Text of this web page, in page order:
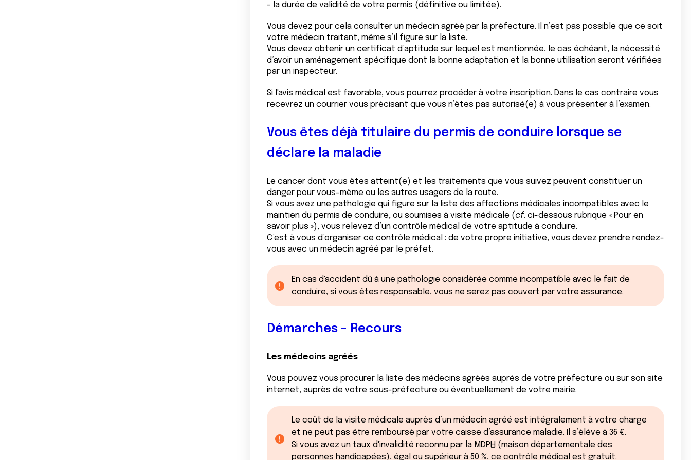
- la durée de validité de votre permis (définitive ou limitée).
Vous devez pour cela consulter un médecin agréé par la préfecture. Il n’est pas possible que ce soit
votre médecin traitant, même s’il figure sur la liste.
Vous devez obtenir un certificat d’aptitude sur lequel est mentionnée, le cas échéant, la nécessité
d’avoir un aménagement spécifique dont la bonne adaptation et la bonne utilisation seront vérifiées
par un inspecteur.
Si l'avis médical est favorable, vous pourrez procéder à votre inscription. Dans le cas contraire vous
recevrez un courrier vous précisant que vous n’êtes pas autorisé(e) à vous présenter à l’examen.
Vous êtes déjà titulaire du permis de conduire lorsque se
déclare la maladie
Le cancer dont vous êtes atteint(e) et les traitements que vous suivez peuvent constituer un
danger pour vous-même ou les autres usagers de la route.
Si vous avez une pathologie qui figure sur la liste des affections médicales incompatibles avec le
maintien du permis de conduire, ou soumises à visite médicale (cf. ci-dessous rubrique « Pour en
savoir plus »), vous relevez d’un contrôle médical de votre aptitude à conduire.
C’est à vous d’organiser ce contrôle médical : de votre propre initiative, vous devez prendre rendez-
vous avec un médecin agréé par le préfet.
En cas d'accident dû à une pathologie considérée comme incompatible avec le fait de
conduire, si vous êtes responsable, vous ne serez pas couvert par votre assurance.
Démarches - Recours
Les médecins agréés
Vous pouvez vous procurer la liste des médecins agréés auprès de votre préfecture ou sur son site
internet, auprès de votre sous-préfecture ou éventuellement de votre mairie.
Le coût de la visite médicale auprès d’un médecin agréé est intégralement à votre charge
et ne peut pas être remboursé par votre caisse d’assurance maladie. Il s’élève à 36 €.
Si vous avez un taux d'invalidité reconnu par la MDPH (maison départementale des
personnes handicapées), égal ou supérieur à 50 %, ce contrôle médical est gratuit.